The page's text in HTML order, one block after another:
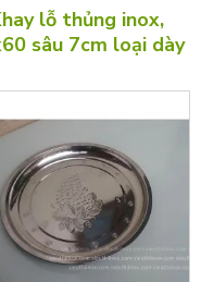
lỗ thủng inox,
sâu 7cm loại dày